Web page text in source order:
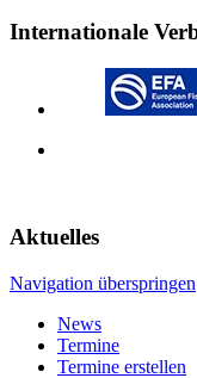
Internationale
Aktuelles
Navigation überspringen
News
Termine
Termine erstellen